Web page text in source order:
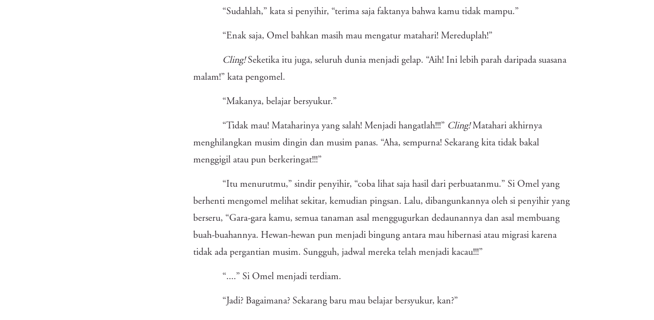
“Sudahlah,” kata si penyihir, “terima saja faktanya bahwa kamu tidak mampu.”
“Enak saja, Omel bahkan masih mau mengatur matahari! Mereduplah!”
Cling! Seketika itu juga, seluruh dunia menjadi gelap. “Aih! Ini lebih parah daripada suasana
malam!” kata pengomel.
“Makanya, belajar bersyukur.”
“Tidak mau! Mataharinya yang salah! Menjadi hangatlah!!!” Cling!Matahari akhirnya
menghilangkan musim dingin dan musim panas. “Aha, sempurna! Sekarang kita tidak bakal
menggigil atau pun berkeringat!!!”
“Itu menurutmu,” sindir penyihir, “coba lihat saja hasil dari perbuatanmu.” Si Omel yang
berhenti mengomel melihat sekitar, kemudian pingsan. Lalu, dibangunkannya oleh si penyihir yang
berseru, “Gara-gara kamu, semua tanaman asal menggugurkan dedaunannya dan asal membuang
buah-buahannya. Hewan-hewan pun menjadi bingung antara mau hibernasi atau migrasi karena
tidak ada pergantian musim. Sungguh, jadwal mereka telah menjadi kacau!!!”
“....” Si Omel menjadi terdiam.
“Jadi? Bagaimana? Sekarang baru mau belajar bersyukur, kan?”